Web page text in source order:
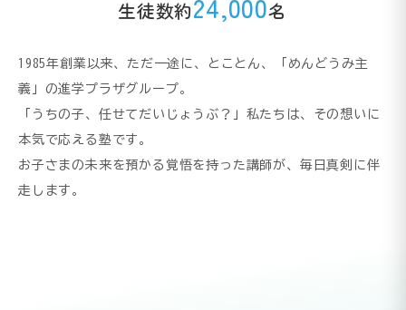
生徒数約
名
1985年創業以来、ただ一途に、とことん、「めんどうみ主
義」の進学プラザグループ。
「うちの子、任せてだいじょうぶ？」私たちは、その想いに
本気で応える塾です。
お子さまの未来を預かる覚悟を持った講師が、毎日真剣に伴
走します。